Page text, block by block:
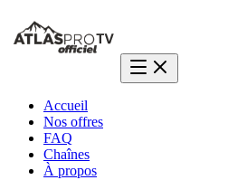
Accueil
Nos offres
FAQ
Chaînes
À propos